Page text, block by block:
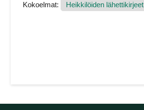
Kokoelmat: Heikkilöiden lähettikirjeet